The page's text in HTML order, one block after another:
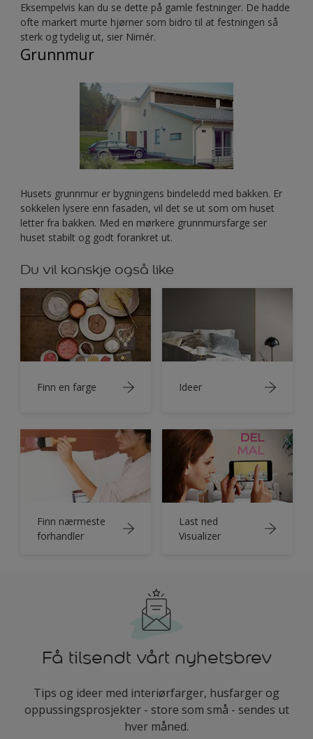
Eksempelvis kan du se dette på gamle festninger. De hadde
ofte markert murte hjørner som bidro til at festningen så
sterk og tydelig ut, sier Nimér.
Grunnmur
Husets grunnmur er bygningens bindeledd med bakken. Er
sokkelen lysere enn fasaden, vil det se ut som om huset
letter fra bakken. Med en mørkere grunnmursfarge ser
huset stabilt og godt forankret ut.
Du vil kanskje også like
Finn en farge Ideer
Finn nærmeste
forhandler
Last ned
Visualizer
Få tilsendt vårt nyhetsbrev
Tips og ideer med interiørfarger, husfarger og
oppussingsprosjekter - store som små - sendes ut
hver måned.